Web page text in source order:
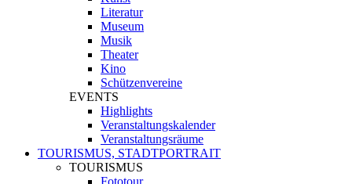
Literatur
Museum
Musik
Theater
Kino
Schützenvereine
EVENTS
Highlights
Veranstaltungskalender
Veranstaltungsräume
TOURISMUS, STADTPORTRAIT
TOURISMUS